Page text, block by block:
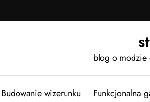
blog o modzie
Budowanie wizerunku Funkcjonalna